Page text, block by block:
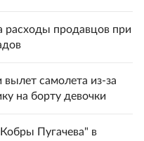
расходы продавцов при
самолета из-за
на борту девочки
Пугачева" в